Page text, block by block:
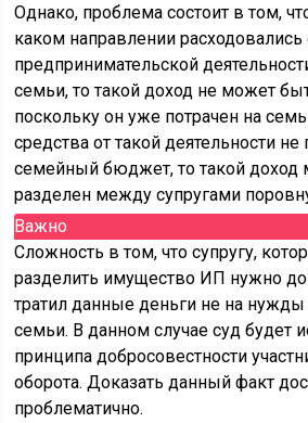
Однако, проблема состоит в том,
каком направлении расходовались
предпринимательской
семьи, то такой доход не может
поскольку он уже потрачен на
средства от такой деятельности не
семейный бюджет, то такой доход
разделен между супругами
Важно
Сложность в том, что супругу,
разделить имущество ИП нужно
тратил данные деньги не на нужды
семьи. В данном случае суд будет
принципа добросовестности
оборота. Доказать данный факт
проблематично.